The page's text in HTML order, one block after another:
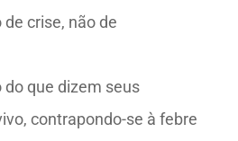
de crise, não de
do que dizem seus
contrapondo-se à febre